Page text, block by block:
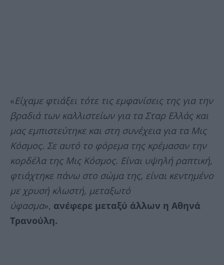
«Είχαμε φτιάξει τότε τις εμφανίσεις της για την
βραδιά των καλλιστείων για τα Σταρ Ελλάς και
μας εμπιστεύτηκε και στη συνέχεια για τα Μις
Κόσμος. Σε αυτό το φόρεμα της κρέμασαν την
κορδέλα της Μις Κόσμος. Είναι υψηλή ραπτική,
φτιάχτηκε πάνω στο σώμα της, είναι κεντημένο
με χρυσή κλωστή, μεταξωτό
ύφασμα», ανέφερε μεταξύ άλλων η Αθηνά
Τρανούλη.